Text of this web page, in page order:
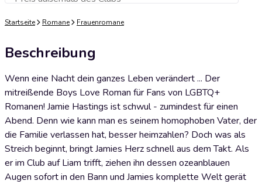
Zum Warenkorb hinzufügen
Startseite Romane Frauenromane
Beschreibung
Wenn eine Nacht dein ganzes Leben verändert ... Der
mitreißende Boys Love Roman für Fans von LGBTQ+
Romanen! Jamie Hastings ist schwul - zumindest für einen
Abend. Denn wie kann man es seinem homophoben Vater, der
die Familie verlassen hat, besser heimzahlen? Doch was als
Streich beginnt, bringt Jamies Herz schnell aus dem Takt. Als
er im Club auf Liam trifft, ziehen ihn dessen ozeanblauen
Augen sofort in den Bann und Jamies komplette Welt gerät